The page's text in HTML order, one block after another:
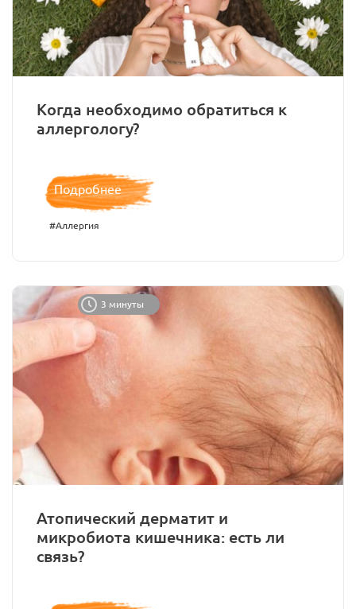
Когда необходимо обратиться к
аллергологу?
Подробнее
#Аллергия
3 минуты
Атопический дерматит и
микробиота кишечника: есть ли
связь?